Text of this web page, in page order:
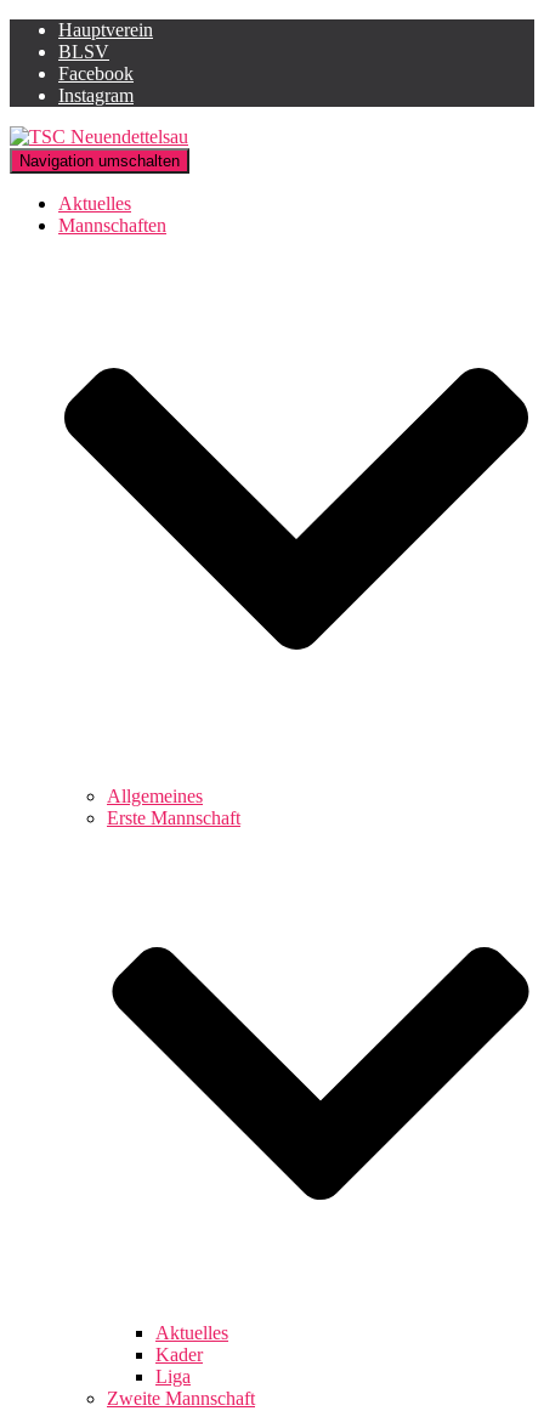
Hauptverein
BLSV
Facebook
Instagram
Navigation umschalten
Aktuelles
Mannschaften
Allgemeines
Erste Mannschaft
Aktuelles
Kader
Liga
Zweite Mannschaft